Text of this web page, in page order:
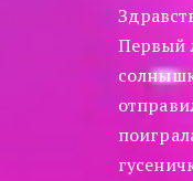
Первый